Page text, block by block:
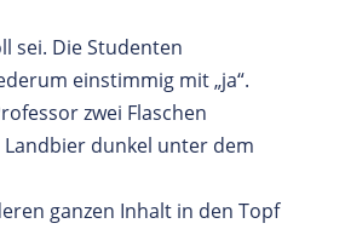
sei. Die Studenten
einstimmig mit „ja“.
zwei Flaschen
dunkel unter dem
ganzen Inhalt in den Topf